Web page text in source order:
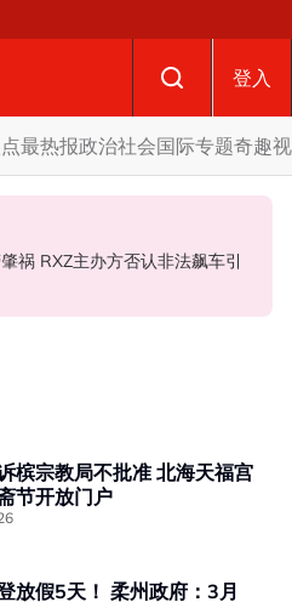
登入
最热报政治社会国际专题奇趣
作奏效 阿末马斯兰吁国阵国盟携手迎战甲州选
倾向
飙车引
教局不批准 北海天福宫
节开放门户
放假5天！ 柔州政府：3月